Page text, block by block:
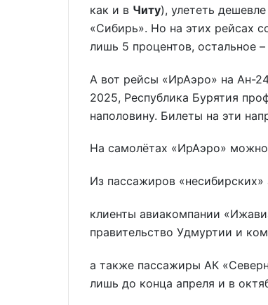
как и в Читу), улететь
«Сибирь». Но на этих рейсах
лишь 5 процентов, остальное
А вот рейсы «ИрАэро» на Ан-
2025, Республика Бурятия
наполовину. Билеты на эти
На самолётах «ИрАэро»
Из пассажиров
клиенты авиакомпании
правительство Удмуртии и
а также пассажиры АК
лишь до конца апреля и в